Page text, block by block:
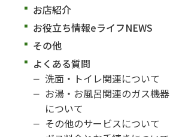
お店紹介
お役立ち情報eライフNEWS
その他
よくある質問
洗面・トイレ関連について
お湯・お風呂関連のガス機器
について
その他のサービスについて